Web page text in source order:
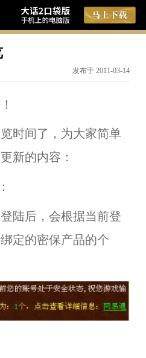
发布于 2011-03-14
间了，为大家简单
新的内容：
后，会根据当前登
定的密保产品的个